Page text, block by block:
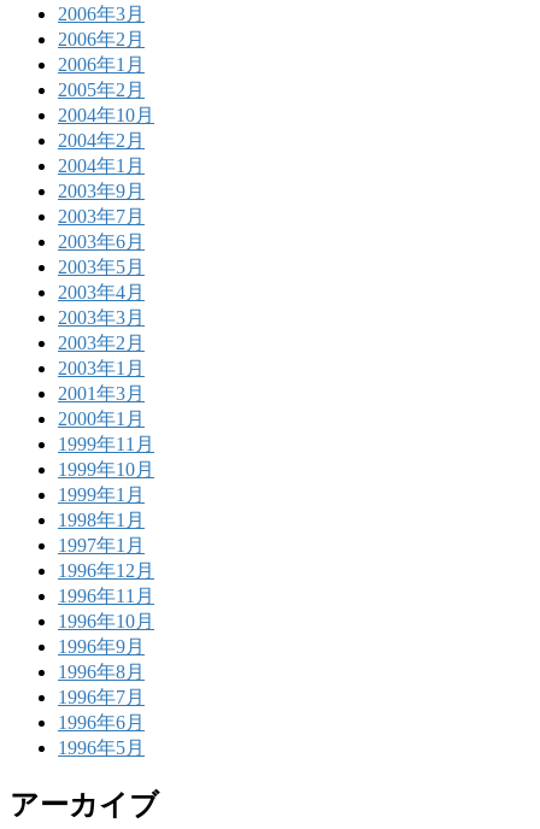
2006年3月
2006年2月
2006年1月
2005年2月
2004年10月
2004年2月
2004年1月
2003年9月
2003年7月
2003年6月
2003年5月
2003年4月
2003年3月
2003年2月
2003年1月
2001年3月
2000年1月
1999年11月
1999年10月
1999年1月
1998年1月
1997年1月
1996年12月
1996年11月
1996年10月
1996年9月
1996年8月
1996年7月
1996年6月
1996年5月
アーカイブ